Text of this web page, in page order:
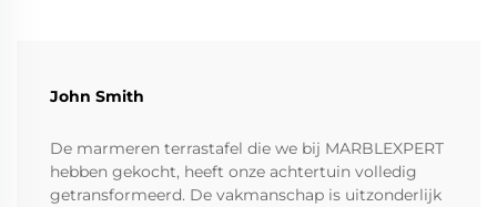
John Smith
De marmeren terrastafel die we bij MARBLEXPERT
hebben gekocht, heeft onze achtertuin volledig
getransformeerd. De vakmanschap is uitzonderlijk